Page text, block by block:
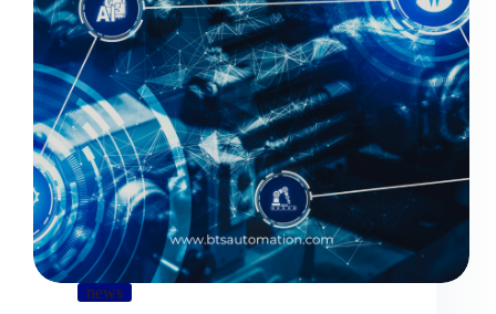
news